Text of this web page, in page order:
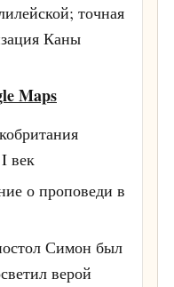
точная
Каны
Maps
век
о проповеди в
Симон был
верой